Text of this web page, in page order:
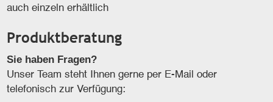
auch einzeln erhältlich
Produktberatung
Sie haben Fragen?
Unser Team steht Ihnen gerne per E-Mail oder
telefonisch zur Verfügung: